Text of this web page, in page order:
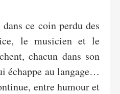
ce coin perdu des
le musicien et le
chacun dans son
échappe au langage…
entre humour et